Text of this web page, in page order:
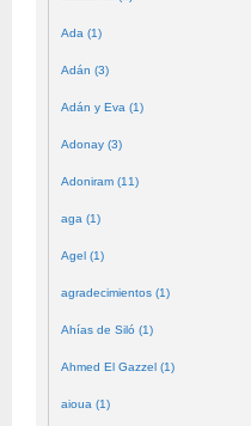
Ada (1)
Adán (3)
Adán y Eva (1)
Adonay (3)
Adoniram (11)
aga (1)
Agel (1)
agradecimientos (1)
Ahías de Siló (1)
Ahmed El Gazzel (1)
aioua (1)